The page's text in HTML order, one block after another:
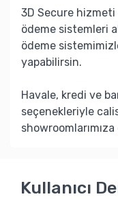
3D Secure hizmeti
ödeme sistemleri
ödeme
yapabilirsin.
Havale, kredi ve
seçenekleriyle
Kullanıcı